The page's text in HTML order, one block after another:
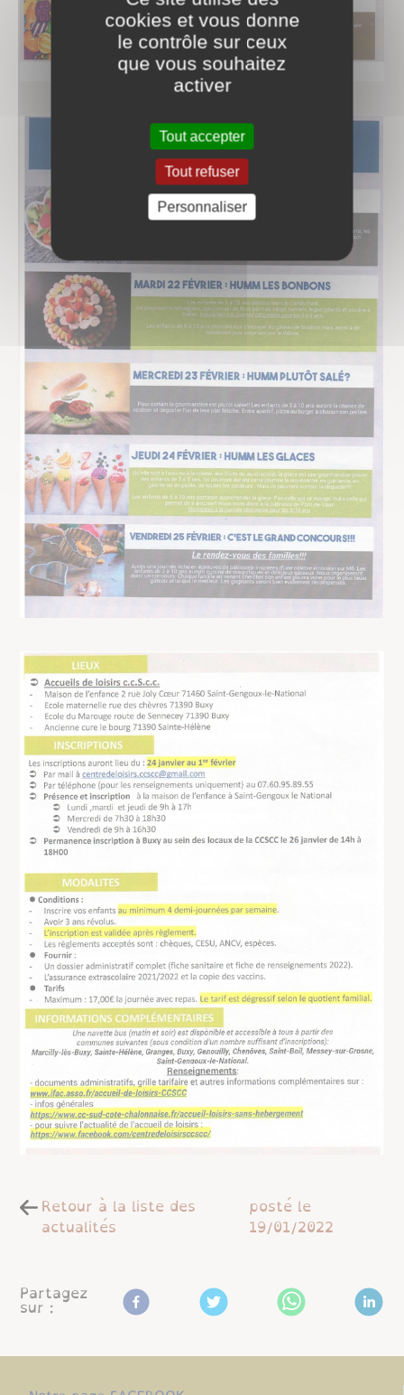
Retour à la liste des
actualités
posté le
19/01/2022
Partagez
sur :
cookies et vous donne
le contrôle sur ceux
que vous souhaitez
activer
Tout accepter
Tout refuser
Personnaliser